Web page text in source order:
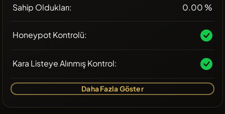
Sahip Oldukları: 0.00 %
Honeypot Kontrolü:
Kara Listeye Alınmış Kontrol:
Daha Fazla Göster